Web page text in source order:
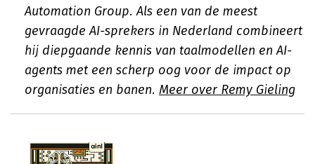
Automation Group. Als een van de meest
gevraagde AI-sprekers in Nederland combineert
hij diepgaande kennis van taalmodellen en AI-
agents met een scherp oog voor de impact op
organisaties en banen. Meer over Remy Gieling